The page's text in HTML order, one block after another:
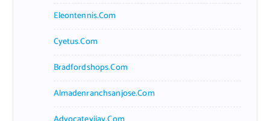
Eleontennis.com
Cyetus.com
Bradfordshops.com
Almadenranchsanjose.com